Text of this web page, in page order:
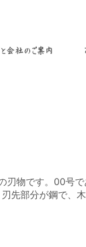
刃物です。00号で
先部分が鋼で、